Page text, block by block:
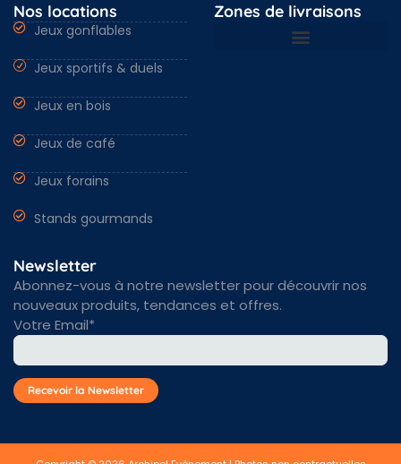
Nos locations
Jeux gonflables
Jeux sportifs & duels
Jeux en bois
Jeux de café
Jeux forains
Stands gourmands
Zones de livraisons
Newsletter
Abonnez-vous à notre newsletter pour découvrir nos
nouveaux produits, tendances et offres.
Votre Email*